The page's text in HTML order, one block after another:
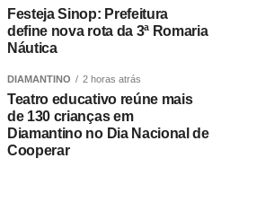
Festeja Sinop: Prefeitura
define nova rota da 3ª Romaria
Náutica
DIAMANTINO 2 horas atrás
Teatro educativo reúne mais
de 130 crianças em
Diamantino no Dia Nacional de
Cooperar